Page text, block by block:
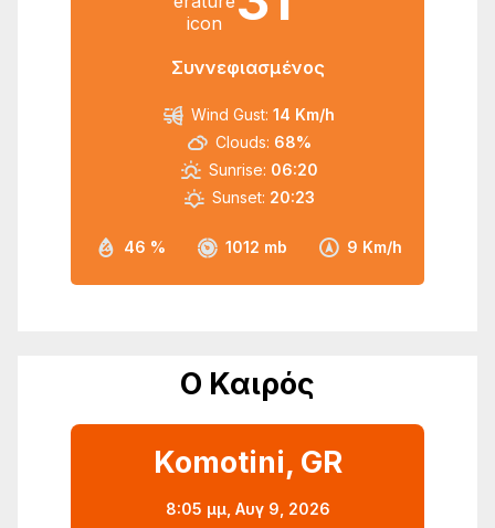
Συννεφιασμένος
46 % 1012 mb 9 Km/h
Wind Gust: 14 Km/h
Clouds: 68%
Sunrise: 06:20
Sunset: 20:23
Ο Καιρός
Komotini, GR
8:05 μμ, Αυγ 9, 2026